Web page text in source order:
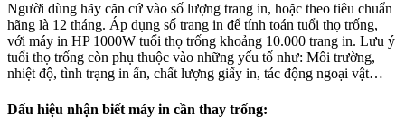
Người dùng hãy căn cứ vào số lượng trang in, hoặc theo tiêu chuẩn
hãng là 12 tháng. Áp dụng số trang in để tính toán tuổi thọ trống,
với máy in HP 1000W tuổi thọ trống khoảng 10.000 trang in. Lưu ý
tuổi thọ trống còn phụ thuộc vào những yếu tố như: Môi trường,
nhiệt độ, tình trạng in ấn, chất lượng giấy in, tác động ngoại vật…
Dấu hiệu nhận biết máy in cần thay trống: